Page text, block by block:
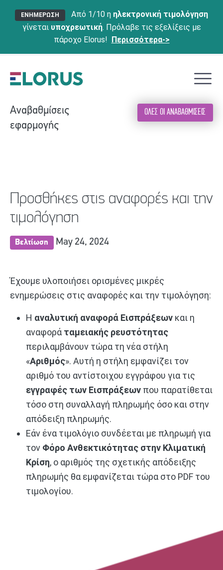
ΕΝΗΜΕΡΩΣΗ Από 1/10 η ηλεκτρονική τιμολόγηση
γίνεται υποχρεωτική. Πρόλαβε τις εξελίξεις με
πάροχο Elorus! Περισσότερα->
Αναβαθμίσεις
εφαρμογής
ΟΛΕΣ ΟΙ ΑΝΑΒΑΘΜΙΣΕΙΣ
Προσθήκες στις αναφορές και την
τιμολόγηση
Βελτίωση May 24, 2024
Έχουμε υλοποιήσει ορισμένες μικρές
ενημερώσεις στις αναφορές και την τιμολόγηση:
Η αναλυτική αναφορά Εισπράξεων και η
αναφορά ταμειακής ρευστότητας
περιλαμβάνουν τώρα τη νέα στήλη
«Αριθμός». Αυτή η στήλη εμφανίζει τον
αριθμό του αντίστοιχου εγγράφου για τις
εγγραφές των Εισπράξεων που παρατίθεται
τόσο στη συναλλαγή πληρωμής όσο και στην
απόδειξη πληρωμής.
Εάν ένα τιμολόγιο συνδέεται με πληρωμή για
τον Φόρο Ανθεκτικότητας στην Κλιματική
Κρίση, ο αριθμός της σχετικής απόδειξης
πληρωμής θα εμφανίζεται τώρα στο PDF του
τιμολογίου.